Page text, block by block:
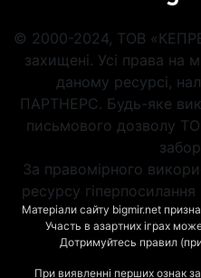
© 2000-2024, ТОВ
захищені. Усі права на
даному ресурсі,
ПАРТНЕРС. Будь-яке
письмового дозволу
За правомірного
ресурсу
Матеріали сайту bigmir.net
Участь в азартних іграх
Дотримуйтесь правил
При виявленні перших ознак